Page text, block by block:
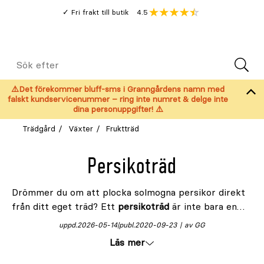
Fri frakt till butik
Genomsnitt
4.5
Meny
Sök
efter
⚠️Det förekommer bluff-sms i Granngårdens namn med
falskt kundservicenummer – ring inte numret & delge inte
dina personuppgifter! ⚠️
Trädgård Växter Fruktträd
Persikoträd
Drömmer du om att plocka solmogna persikor direkt
från ditt eget träd? Ett persikoträd är inte bara en
vacker prydnad i trädgården – det är också ett
under sensommaren. Trots sitt exotiska ursprung
publ.2020-09-23
uppd.2026-05-14 av GG
Läs mer